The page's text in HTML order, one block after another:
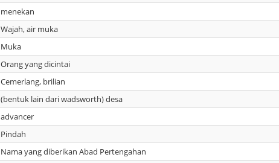
menekan
Wajah, air muka
Muka
Orang yang dicintai
Cemerlang, brilian
(bentuk lain dari wadsworth) desa
advancer
Pindah
Nama yang diberikan Abad Pertengahan